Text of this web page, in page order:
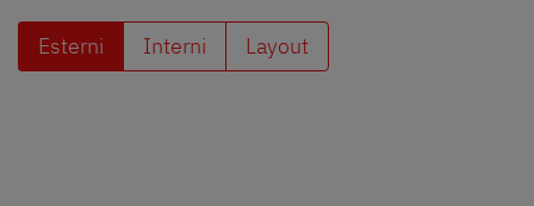
Esterni Interni Layout